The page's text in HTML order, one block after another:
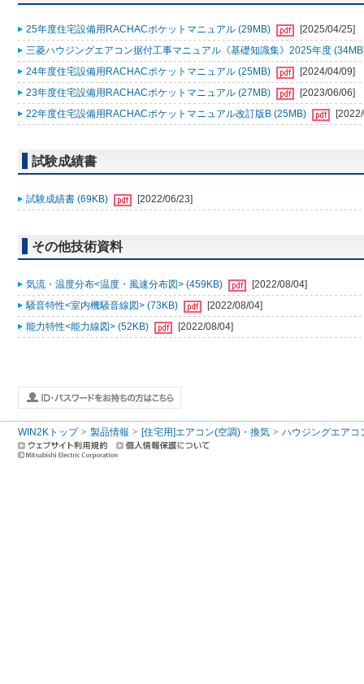
25年度住宅設備用RACHACポケットマニュアル (29MB)
[2025/04/25]
三菱ハウジングエアコン据付工事マニュアル《基礎知識集》2025年度
24年度住宅設備用RACHACポケットマニュアル (25MB)
[2024/04/09]
23年度住宅設備用RACHACポケットマニュアル (27MB)
[2023/06/06]
22年度住宅設備用RACHACポケットマニュアル改訂版B (25MB)
試験成績書
試験成績書 (69KB) [2022/06/23]
その他技術資料
気流・温度分布<温度・風速分布図> (459KB)
[2022/08/04]
騒音特性<室内機騒音線図> (73KB)
[2022/08/04]
能力特性<能力線図> (52KB)
[2022/08/04]
WIN2Kトップ 製品情報 [住宅用]エアコン(空調)・換気 ハウジングエアコ